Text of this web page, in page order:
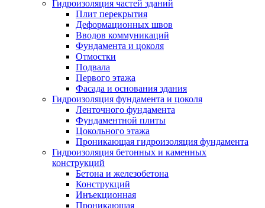
Гидроизоляция частей зданий
Плит перекрытия
Деформационных швов
Вводов коммуникаций
Фундамента и цоколя
Отмостки
Подвала
Первого этажа
Фасада и основания здания
Гидроизоляция фундамента и цоколя
Ленточного фундамента
Фундаментной плиты
Цокольного этажа
Проникающая гидроизоляция фундамента
Гидроизоляция бетонных и каменных
конструкций
Бетона и железобетона
Конструкций
Инъекционная
Проникающая